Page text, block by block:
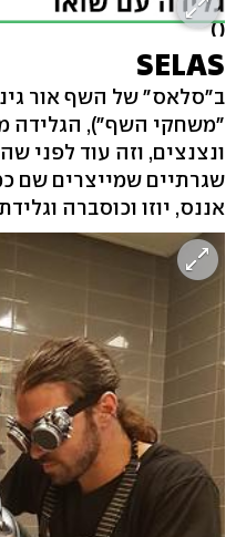
( )
SELAS
ב"סלאס" של השף אור
"משחקי השף"), הגלידה
ונצנצים, וזה עוד לפני
שגרתיים שמייצרים שם
אננס, יוזו וכוסברה